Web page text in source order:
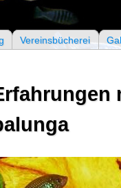
Vereinsbücherei